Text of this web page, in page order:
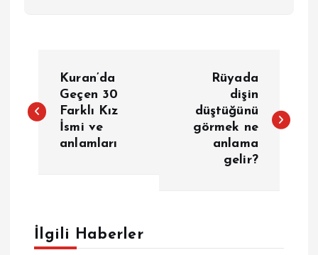
a
e
Kuran’da
Geçen 30
Farklı Kız
İsmi ve
anlamları
Rüyada
dişin
düştüğünü
görmek ne
anlama
gelir?
İlgili Haberler